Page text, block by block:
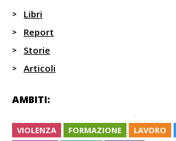
Libri
Report
Storie
Articoli
AMBITI:
VIOLENZA FORMAZIONE LAVORO